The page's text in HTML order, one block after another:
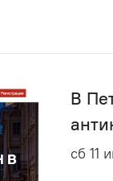
В
сб 11